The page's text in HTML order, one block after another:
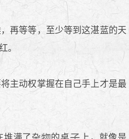
再等等，至少等到这湛蓝的天
。
主动权掌握在自己手上才是最